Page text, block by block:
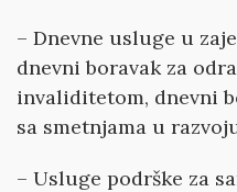
– Dnevne usluge u
dnevni boravak za
invaliditetom, dnevni
sa smetnjama u
– Usluge podrške za